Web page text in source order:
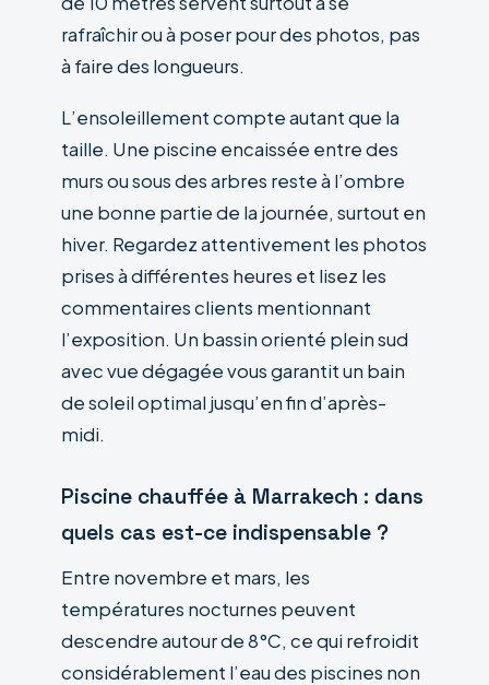
rafraîchir ou à poser pour des photos, pas
à faire des longueurs.
L’ensoleillement compte autant que la
taille. Une piscine encaissée entre des
murs ou sous des arbres reste à l’ombre
une bonne partie de la journée, surtout en
hiver. Regardez attentivement les photos
prises à différentes heures et lisez les
commentaires clients mentionnant
l’exposition. Un bassin orienté plein sud
avec vue dégagée vous garantit un bain
de soleil optimal jusqu’en fin d’après-
midi.
Piscine chauffée à Marrakech : dans
quels cas est-ce indispensable ?
Entre novembre et mars, les
températures nocturnes peuvent
descendre autour de 8°C, ce qui refroidit
considérablement l’eau des piscines non